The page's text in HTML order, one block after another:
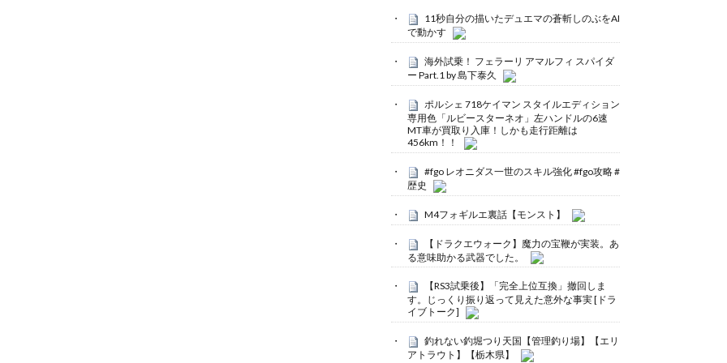
11秒自分の描いたデュエマの蒼斬しのぶをAI
で動かす
海外試乗！ フェラーリ アマルフィ スパイダ
ー Part.1 by 島下泰久
ポルシェ 718ケイマン スタイルエディション
専用色「ルビースターネオ」左ハンドルの6速
MT車が買取り入庫！しかも走行距離は
456km！！
#fgo レオニダス一世のスキル強化 #fgo攻略 #
歴史
M4フォギルエ裏話【モンスト】
【ドラクエウォーク】魔力の宝鞭が実装。あ
る意味助かる武器でした。
【RS3試乗後】「完全上位互換」撤回しま
す。じっくり振り返って見えた意外な事実 [ドラ
イブトーク]
釣れない釣堀つり天国【管理釣り場】【エリ
アトラウト】【栃木県】